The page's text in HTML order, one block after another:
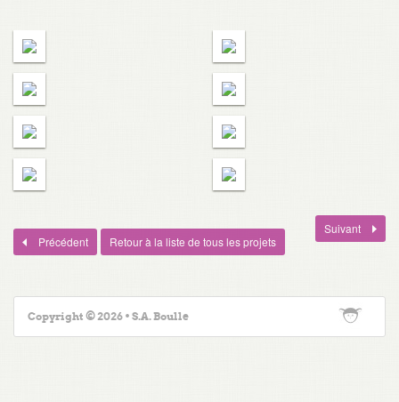
Précédent Retour à la liste de tous les projets
Suivant
Copyright © 2026 • S.A. Boulle